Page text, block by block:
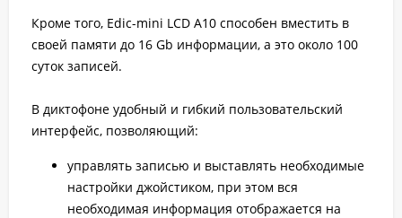
Кроме того, Edic-mini LCD A10 способен вместить в
своей памяти до 16 Gb информации, а это около 100
суток записей.
В диктофоне удобный и гибкий пользовательский
интерфейс, позволяющий:
управлять записью и выставлять необходимые
настройки джойстиком, при этом вся
необходимая информация отображается на